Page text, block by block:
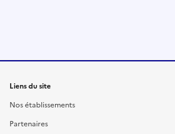
Liens du site
Nos établissements
Partenaires